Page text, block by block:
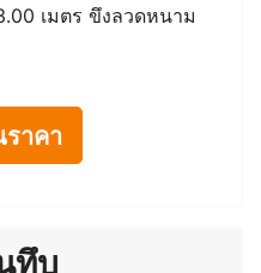
เมตร ขึงลวดหนาม
าคา
ทึบ